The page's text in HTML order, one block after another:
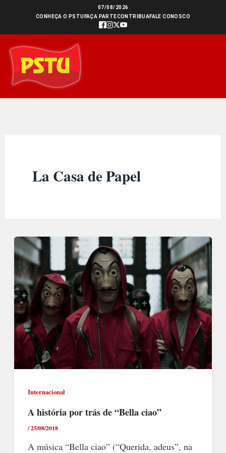
conteúdo
07/08/2026
CONHEÇA O PSTU FAÇA PARTECONTRIBUAFALE CONOSCO
La Casa de Papel
Internacional
A história por trás de “Bella ciao”
/25/08/2018
A música “Bella ciao” (“Querida, adeus”, na